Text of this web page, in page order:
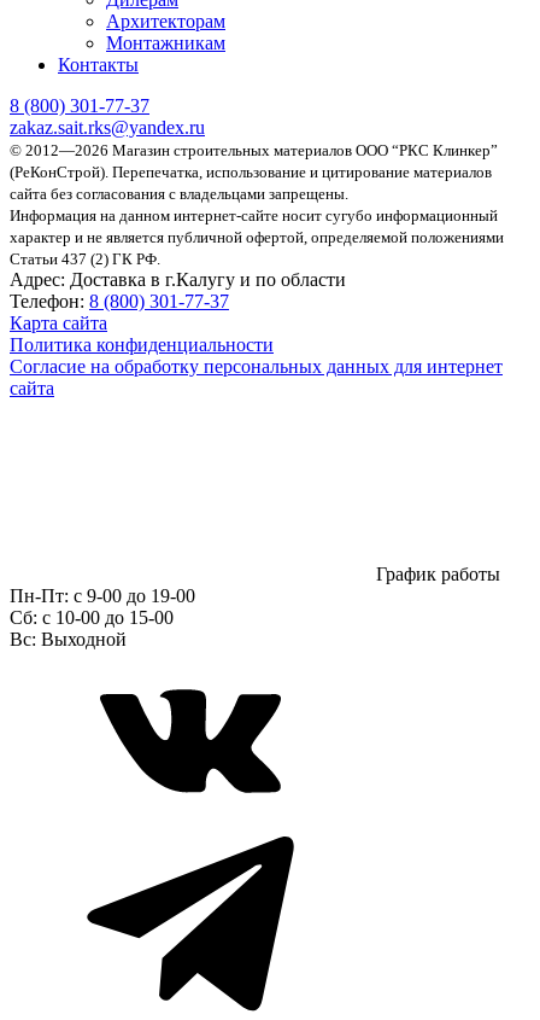
Архитекторам
Монтажникам
Контакты
8 (800) 301-77-37
zakaz.sait.rks@yandex.ru
© 2012—2026 Магазин строительных материалов ООО “РКС Клинкер”
(РеКонСтрой). Перепечатка, использование и цитирование материалов
сайта без согласования с владельцами запрещены.
Информация на данном интернет-сайте носит сугубо информационный
характер и не является публичной офертой, определяемой положениями
Статьи 437 (2) ГК РФ.
Адрес: Доставка в г.Калугу и по области
Телефон: 8 (800) 301-77-37
Карта сайта
Политика конфиденциальности
Согласие на обработку персональных данных для интернет
сайта
График работы
Пн-Пт: с 9-00 до 19-00
Сб: c 10-00 до 15-00
Вс: Выходной